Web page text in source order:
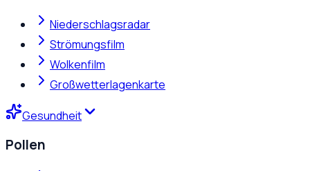
Niederschlagsradar
Strömungsfilm
Wolkenfilm
Großwetterlagenkarte
Gesundheit
Pollen